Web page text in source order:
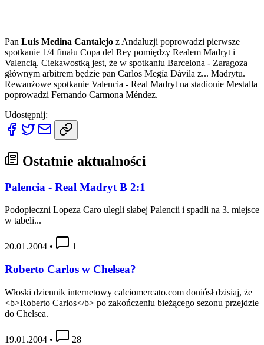
Pan Luis Medina Cantalejo z Andaluzji poprowadzi pierwsze
spotkanie 1/4 finału Copa del Rey pomiędzy Realem Madryt i
Valencią. Ciekawostką jest, że w spotkaniu Barcelona - Zaragoza
głównym arbitrem będzie pan Carlos Megía Dávila z... Madrytu.
Rewanżowe spotkanie Valencia - Real Madryt na stadionie Mestalla
poprowadzi Fernando Carmona Méndez.
Udostępnij:
Ostatnie aktualności
Palencia - Real Madryt B 2:1
Podopieczni Lopeza Caro ulegli słabej Palencii i spadli na 3. miejsce
w tabeli...
20.01.2004 • 1
Roberto Carlos w Chelsea?
Włoski dziennik internetowy calciomercato.com doniósł dzisiaj, że
<b>Roberto Carlos</b> po zakończeniu bieżącego sezonu przejdzie
do Chelsea.
19.01.2004 • 28